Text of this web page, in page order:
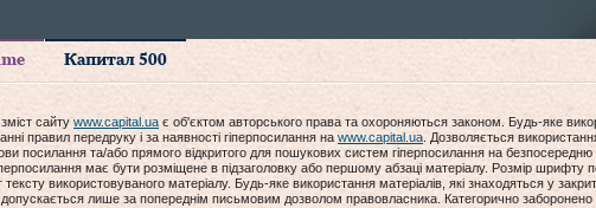
Капитал 500
сайту www.capital.ua є об'єктом авторського права та охороняються законом. Будь-яке
правил передруку і за наявності гіперпосилання на www.capital.ua . Дозволяється
посилання та/або прямого відкритого для пошукових систем гіперпосилання на
має бути розміщене в підзаголовку або першому абзаці матеріалу. Розмір шрифту
використовуваного матеріалу. Будь-яке використання матеріалів, які знаходяться у
лише за попереднім письмовим дозволом правовласника. Категорично заборонено